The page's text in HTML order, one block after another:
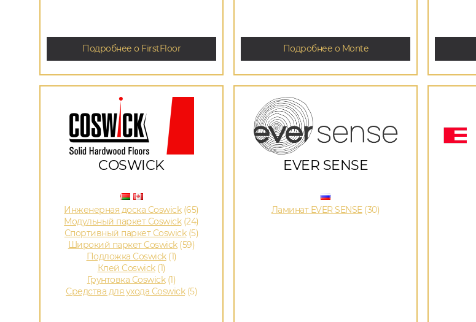
Подробнее о FirstFloor Подробнее о Monte
COSWICK
Инженерная доска Coswick(65)
Модульный паркет Coswick(24)
Спортивный паркет Coswick(5)
Широкий паркет Coswick(59)
Подложка Coswick(1)
Клей Coswick(1)
Грунтовка Coswick(1)
Средства для ухода Coswick(5)
EVER SENSE
Ламинат EVER SENSE(30)